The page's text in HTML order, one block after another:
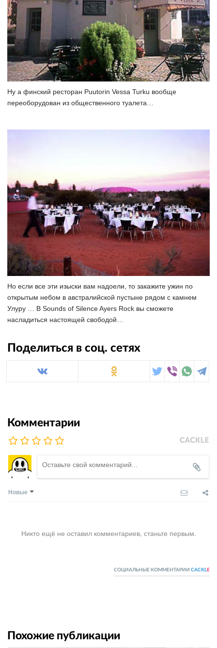
Ну а финский ресторан Puutorin Vessa Turku вообще
переоборудован из общественного туалета…
Но если все эти изыски вам надоели, то закажите ужин по
открытым небом в австралийской пустыне рядом с камнем
Улуру … В Sounds of Silence Ayers Rock вы сможете
насладиться настоящей свободой…
Поделиться в соц. сетях
Комментарии
Новые
Никто ещё не оставил комментариев, станьте первым.
СОЦИАЛЬНЫЕ КОММЕНТАРИИ CACKL E
Похожие публикации